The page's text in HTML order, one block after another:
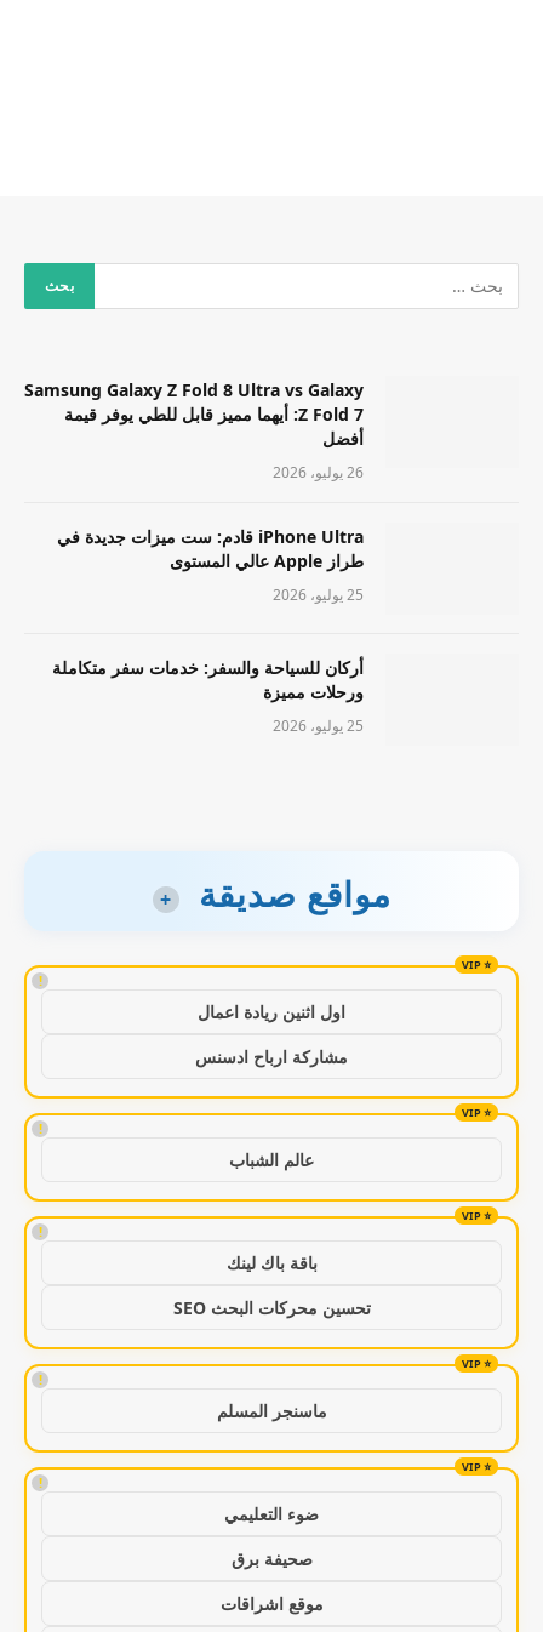
Samsung Galaxy Z Fold 8 Ultra vs Galaxy
Z Fold 7: أيهما مميز قابل للطي يوفر قيمة
أفضل
26 يوليو، 2026
iPhone Ultra قادم: ست ميزات جديدة في
طراز Apple عالي المستوى
25 يوليو، 2026
أركان للسياحة والسفر: خدمات سفر متكاملة
ورحلات مميزة
25 يوليو، 2026
مواقع صديقة +
!
اول اثنين ريادة اعمال
مشاركة ارباح ادسنس
!
عالم الشباب
!
باقة باك لينك
تحسين محركات البحث SEO
!
ماسنجر المسلم
!
ضوء التعليمي
صحيفة برق
موقع اشراقات